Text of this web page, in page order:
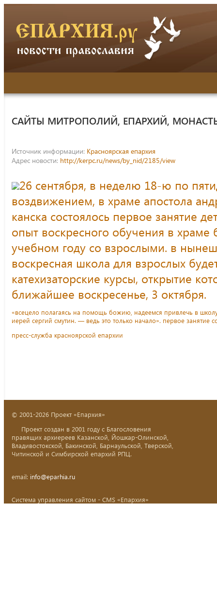
САЙТЫ МИТРОПОЛИЙ, ЕПАРХИЙ,
Источник информации: Красноярская епархия
Адрес новости: http://kerpc.ru/news/by_nid/2185/view
26 сентября, в неделю 18-ю по
воздвижением, в храме апостола
канска состоялось первое занятие
опыт воскресного обучения в
учебном году со взрослыми. в
воскресная школа для взрослых
катехизаторские курсы, открытие
ближайшее воскресенье, 3 октября.
«всецело полагаясь на помощь божию, надеемся привлечь в
иерей сергий смутин. — ведь это только начало». первое занятие
пресс-служба красноярской епархии
© 2001-2026 Проект «Епархия»
Проект создан в 2001 году с Благословения
правящих архиереев Казанской, Йошкар-Олинской,
Владивостокской, Бакинской, Барнаульской, Тверской,
Читинской и Симбирской епархий РПЦ.
email: info@eparhia.ru
Система управления сайтом - CMS «Епархия»